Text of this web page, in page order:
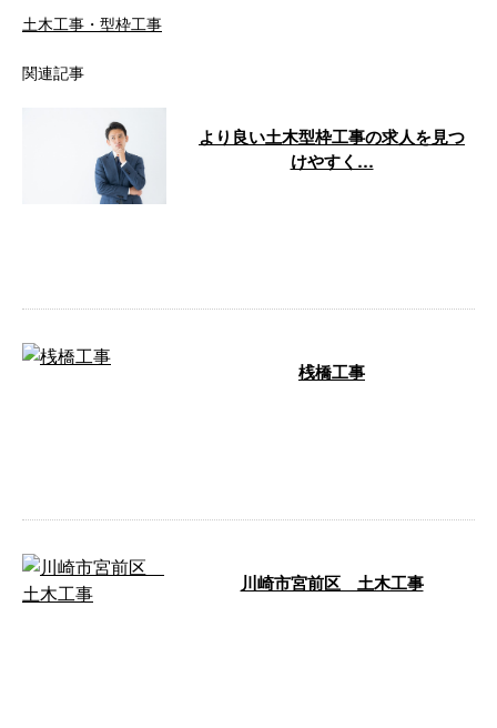
土木工事・型枠工事
関連記事
より良い土木型枠工事の求人を見つ
けやすく…
桟橋工事
川崎市宮前区 土木工事